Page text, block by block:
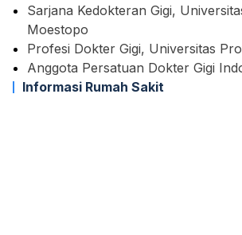
Universitas Prof. Dr. Moestopo
ia juga tergabung sebagai anggota
Gigi Indonesia (PDGI).
Sarjana Kedokteran Gigi,
Moestopo
Profesi Dokter Gigi, Universitas
Anggota Persatuan Dokter Gigi
Informasi Rumah Sakit